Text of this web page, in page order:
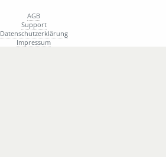
AGB
Support
Datenschutzerklärung
Impressum